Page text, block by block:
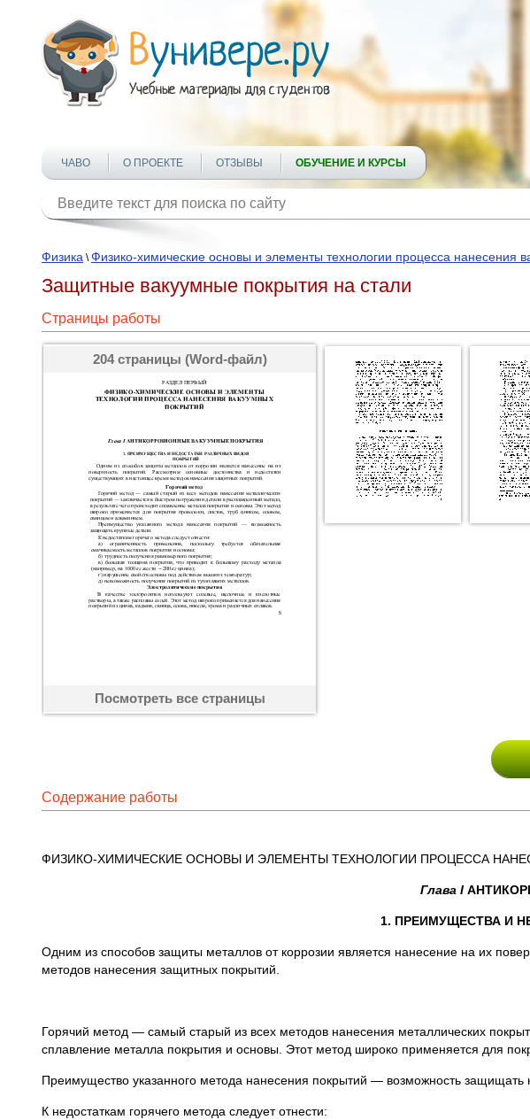
ЧАВО О ПРОЕКТЕ ОТЗЫВЫ ОБУЧЕНИЕ И КУРСЫ
Физика \Физико-химические основы и элементы технологии процесса нанесения
Защитные вакуумные покрытия на стали
Страницы работы
204 страницы (Word-файл)
Посмотреть все страницы
Содержание работы
ФИЗИКО-ХИМИЧЕСКИЕ ОСНОВЫ И ЭЛЕМЕНТЫ ТЕХНОЛОГИИ ПРОЦЕССА
Глава I
1. ПРЕИМУЩЕСТВА И
Одним из способов защиты металлов от коррозии является нанесение на их
методов нанесения защитных покрытий.
Горячий метод — самый старый из всех методов нанесения металлических
сплавление металла покрытия и основы. Этот метод широко применяется для
Преимущество указанного метода нанесения покрытий — возможность защищать
К недостаткам горячего метода следует отнести: